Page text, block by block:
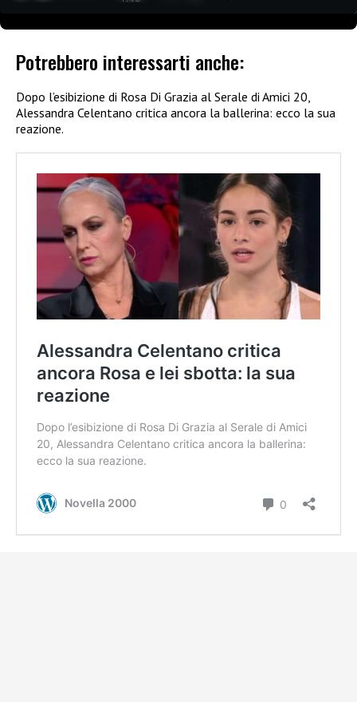
Potrebbero interessarti anche:
Dopo l’esibizione di Rosa Di Grazia al Serale di Amici 20,
Alessandra Celentano critica ancora la ballerina: ecco la sua
reazione.